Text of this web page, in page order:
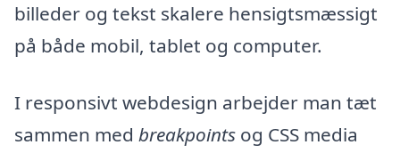
billeder og tekst skalere hensigtsmæssigt
på både mobil, tablet og computer.
I responsivt webdesign arbejder man tæt
sammen med breakpoints og CSS media